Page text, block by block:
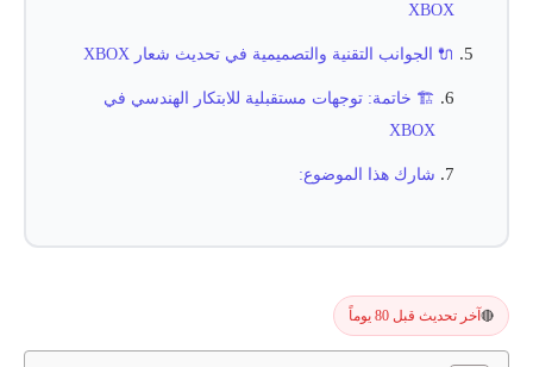
XBOX
🔌 الجوانب التقنية والتصميمية في تحديث شعار XBOX
🏗️ خاتمة: توجهات مستقبلية للابتكار الهندسي في
XBOX
شارك هذا الموضوع:
🔴 آخر تحديث قبل 80 يوماً